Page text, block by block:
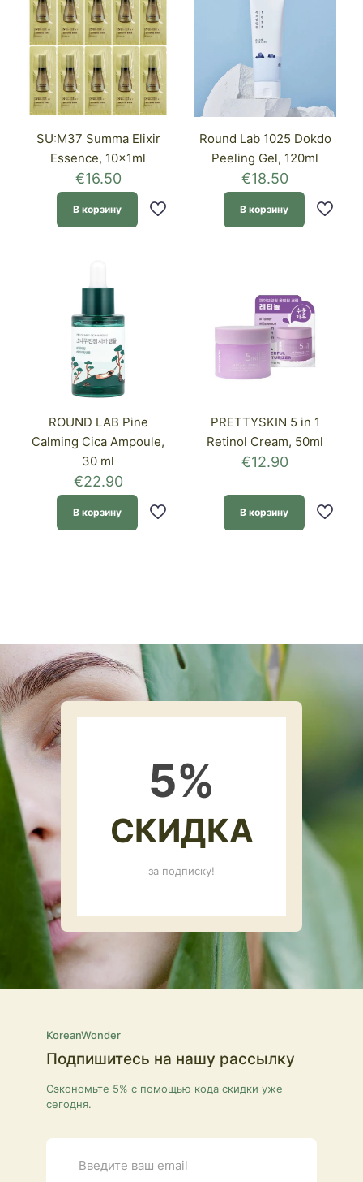
SU:M37 Summa Elixir
Essence, 10x1ml
€16.50
В корзину
Round Lab 1025 Dokdo
Peeling Gel, 120ml
€18.50
В корзину
ROUND LAB Pine
Calming Cica Ampoule,
30 ml
€22.90
В корзину
PRETTYSKIN 5 in 1
Retinol Cream, 50ml
€12.90
В корзину
5%
СКИДКА
за подписку!
KoreanWonder
Подпишитесь на нашу рассылку
Сэкономьте 5% с помощью кода скидки уже
сегодня.